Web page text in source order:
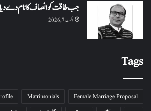
جب طاقت کو انصاف کا نام دے
اگست 7, 2026
Tags
Female Marriage Proposal
Matrimonials